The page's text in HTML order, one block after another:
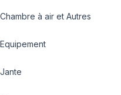
Chambre à air et Autres
Equipement
Jante